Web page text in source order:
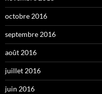
octobre 2016
septembre 2016
août 2016
juillet 2016
juin 2016